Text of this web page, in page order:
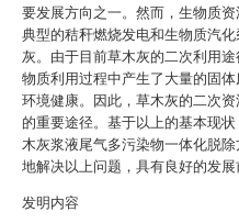
要发展方向之一。然而，生物质
典型的秸秆燃烧发电和生物质汽
灰。由于目前草木灰的二次利用
物质利用过程中产生了大量的固
环境健康。因此，草木灰的二次
的重要途径。基于以上的基本现
木灰浆液尾气多污染物一体化脱
地解决以上问题，具有良好的发展
发明内容